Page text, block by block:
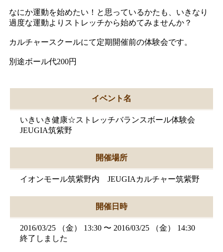
なにか運動を始めたい！と思っているかたも、いきなり
過度な運動よりストレッチから始めてみませんか？
カルチャースクールにて定期開催前の体験会です。
別途ボール代200円
イベント名
いきいき健康☆ストレッチバランスボール体験会
JEUGIA筑紫野
開催場所
イオンモール筑紫野内 JEUGIAカルチャー筑紫野
開催日時
2016/03/25 （金） 13:30 〜 2016/03/25 （金） 14:30
終了しました